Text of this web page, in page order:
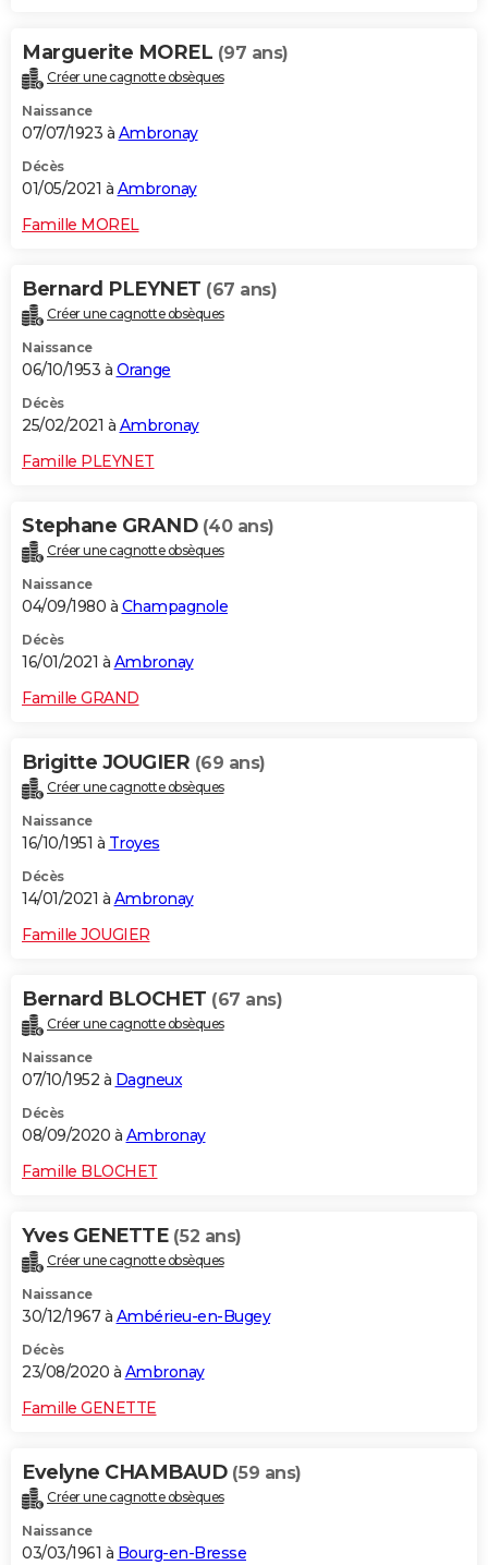
Marguerite MOREL (97 ans)
Créer une cagnotte obsèques
Naissance
07/07/1923 à Ambronay
Décès
01/05/2021 à Ambronay
Famille MOREL
Bernard PLEYNET (67 ans)
Créer une cagnotte obsèques
Naissance
06/10/1953 à Orange
Décès
25/02/2021 à Ambronay
Famille PLEYNET
Stephane GRAND (40 ans)
Créer une cagnotte obsèques
Naissance
04/09/1980 à Champagnole
Décès
16/01/2021 à Ambronay
Famille GRAND
Brigitte JOUGIER (69 ans)
Créer une cagnotte obsèques
Naissance
16/10/1951 à Troyes
Décès
14/01/2021 à Ambronay
Famille JOUGIER
Bernard BLOCHET (67 ans)
Créer une cagnotte obsèques
Naissance
07/10/1952 à Dagneux
Décès
08/09/2020 à Ambronay
Famille BLOCHET
Yves GENETTE (52 ans)
Créer une cagnotte obsèques
Naissance
30/12/1967 à Ambérieu-en-Bugey
Décès
23/08/2020 à Ambronay
Famille GENETTE
Evelyne CHAMBAUD (59 ans)
Créer une cagnotte obsèques
Naissance
03/03/1961 à Bourg-en-Bresse